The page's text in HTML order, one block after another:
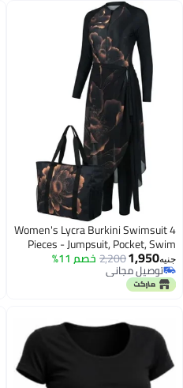
Women's Lycra Burkini Swimsuit 4
Pieces - Jumpsuit, Pocket, Swim
Cover-up, Turban and Bag for
Beach and Swimming Pools
(WL15)
جنيه1,950
2,200خصم 11%
توصيل مجاني
توصيل مجاني